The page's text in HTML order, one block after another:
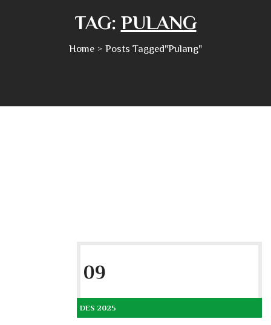
TAG: PULANG
Home Posts Tagged"pulang"
09
DES 2025